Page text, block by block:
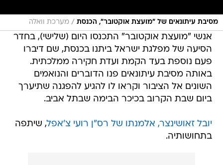
מסיבת עיתונאים של "מועצת אוקטובר", הכנסת / מערכת וואלה
אנשי "מועצת אוקטובר" התכנסו היום (שלישי), בחדר
הסיעה של מפלגת ישראל ביתנו בכנסת, שם דיברו
פעם נוספת בעד הקמת ועדת חקירה ממלכתית.
באותה מסיבת עיתונאים פנו הדוברים והנואמים
השונים אל הציבור וקראו לו להגיע להפגנה שתיערך
ביום שבת הקרוב בכיכר הבימה שבתל אביב.
יובל זאושינצר, אלמנתו של רס"ן רועי צ'אפל, שיתפה
בתחושותיה.